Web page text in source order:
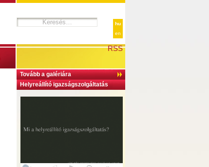
hu
en
RSS
Tovább a galériára
Helyreállító igazságszolgáltatás